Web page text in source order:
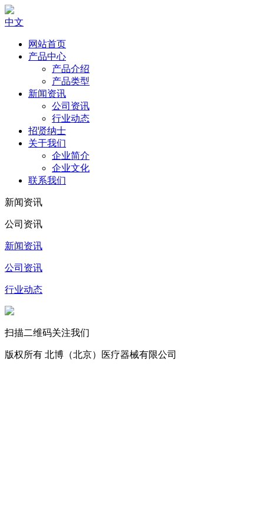
中文
网站首页
产品中心
产品介绍
产品类型
新闻资讯
公司资讯
行业动态
招贤纳士
关于我们
企业简介
企业文化
联系我们
新闻资讯
公司资讯
新闻资讯
公司资讯
行业动态
扫描二维码关注我们
版权所有 北博（北京）医疗器械有限公司